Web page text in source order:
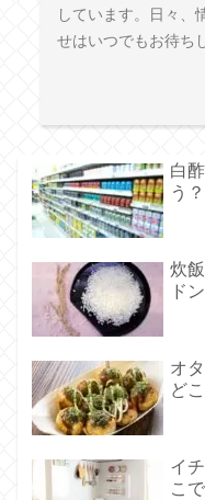
しています。日々、
せはいつでもお待ち
白
う
炊
ド
オ
ど
イ
こ